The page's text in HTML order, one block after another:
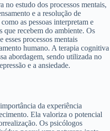
no estudo dos processos mentais,
e a resolução de
as pessoas interpretam e
recebem do ambiente. Os
processos mentais
humano. A terapia cognitiva
abordagem, sendo utilizada no
e a ansiedade.
da experiência
Ela valoriza o potencial
Os psicólogos